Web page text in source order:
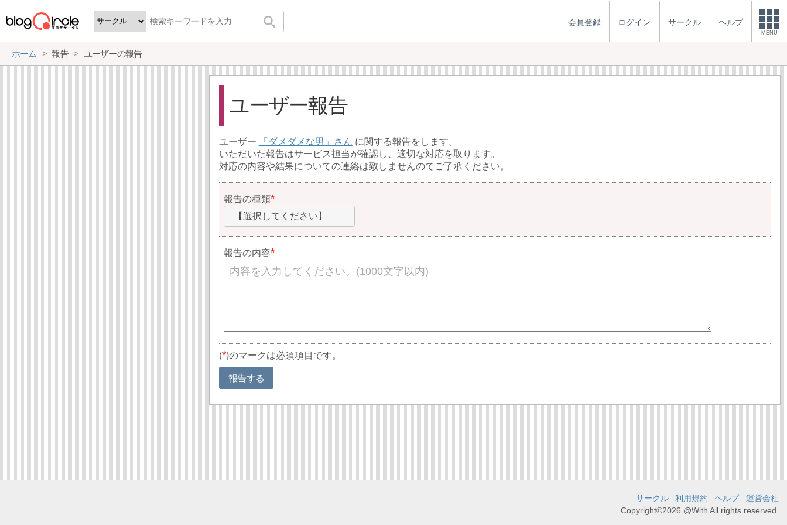
会員登録 ログイン サークル ヘルプ
MENU
ホーム 報告 ユーザーの報告
ユーザー報告
ユーザー ダメダメな男
に関する報告をします。
いただいた報告はサービス担当が確認し、適切な対応を取ります。
対応の内容や結果についての連絡は致しませんのでご了承ください。
報告の種類
【選択してください】
報告の内容
(*)のマークは必須項目です。
報告する
サークル 利用規約 ヘルプ
運営会社
Copyright©2026 @With All rights reserved.